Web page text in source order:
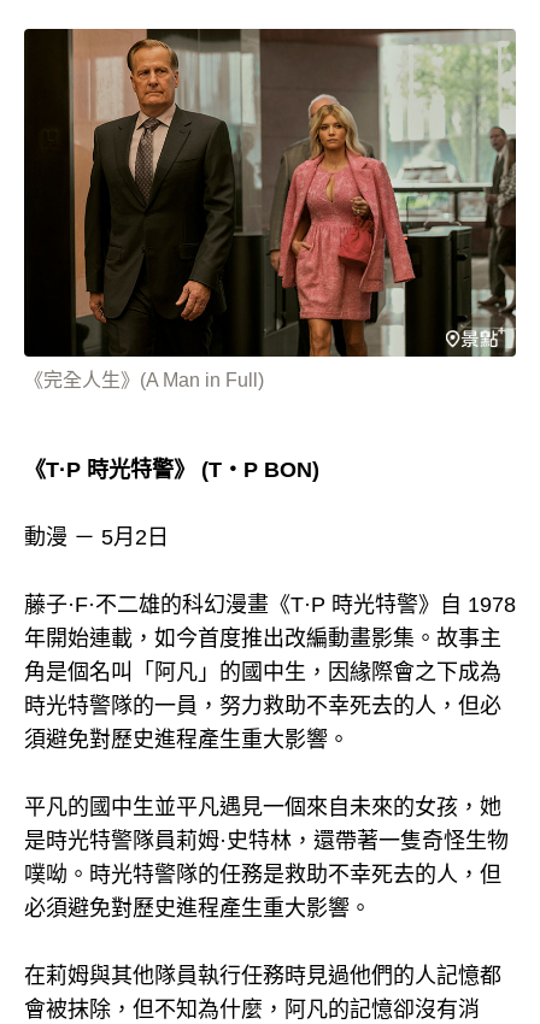
《完全人生》(A Man in Full)
《T·P 時光特警》 (T・P BON)
動漫 － 5月2日
藤子·F·不二雄的科幻漫畫《T·P 時光特警》自 1978
年開始連載，如今首度推出改編動畫影集。故事主
角是個名叫「阿凡」的國中生，因緣際會之下成為
時光特警隊的一員，努力救助不幸死去的人，但必
須避免對歷史進程產生重大影響。
平凡的國中生並平凡遇見一個來自未來的女孩，她
是時光特警隊員莉姆·史特林，還帶著一隻奇怪生物
噗呦。時光特警隊的任務是救助不幸死去的人，但
必須避免對歷史進程產生重大影響。
在莉姆與其他隊員執行任務時見過他們的人記憶都
會被抹除，但不知為什麼，阿凡的記憶卻沒有消